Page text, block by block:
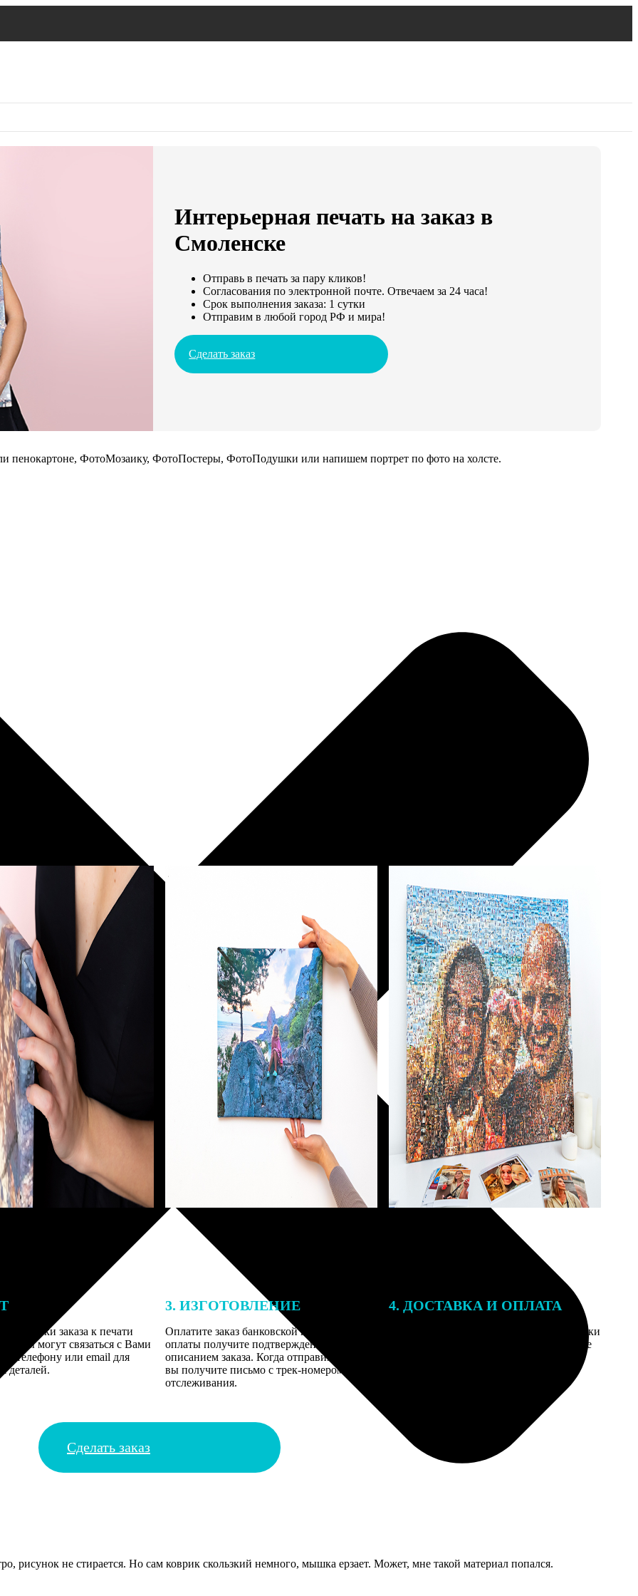
Интерьерная печать на заказ в
Смоленске
Отправь в печать за пару кликов!
Согласования по электронной почте. Отвечаем за 24 часа!
Срок выполнения заказа: 1 сутки
Отправим в любой город РФ и мира!
Сделать заказ
пенокартоне, ФотоМозаику, ФотоПостеры, ФотоПодушки или напишем портрет по фото на холсте.
заказа к печати
могут связаться с Вами
телефону или email для
деталей.
3. ИЗГОТОВЛЕНИЕ
Оплатите заказ банковской картой. После
оплаты получите подтверждение на email с
описанием заказа. Когда отправим заказ
вы получите письмо с трек-номером для
отслеживания.
4. ДОСТАВКА И ОПЛАТА
Введите адрес и выберите способ доставки
заказа. Если у вас есть промокод, введите
Сделать заказ
рисунок не стирается. Но сам коврик скользкий немного, мышка ерзает. Может, мне такой материал попался.